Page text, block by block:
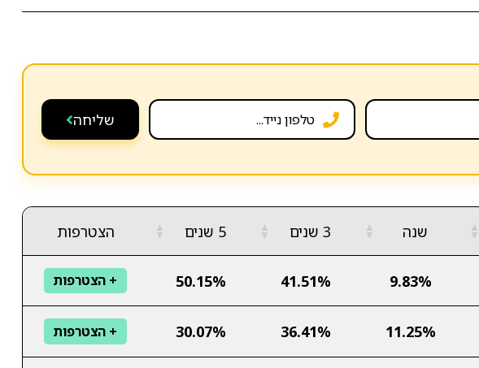
שליחה
▲
▼ שנה ▲
▼ 3 שנים ▲
▼ 5 שנים ▲
▼ הצטרפות
9.83%
41.51%
50.15% + הצטרפות
11.25%
36.41%
30.07% + הצטרפות